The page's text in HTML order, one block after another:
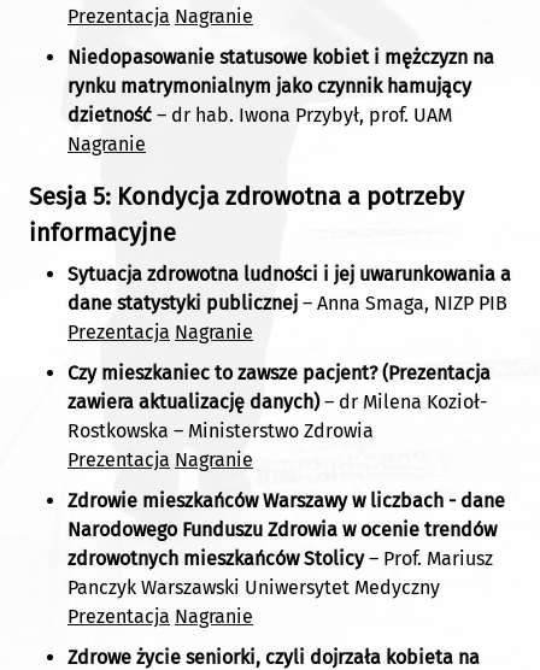
Prezentacja Nagranie
Niedopasowanie statusowe kobiet i mężczyzn na
rynku matrymonialnym jako czynnik hamujący
dzietność – dr hab. Iwona Przybył, prof. UAM
Nagranie
Sesja 5: Kondycja zdrowotna a potrzeby
informacyjne
Sytuacja zdrowotna ludności i jej uwarunkowania a
dane statystyki publicznej – Anna Smaga, NIZP PIB
Prezentacja Nagranie
Czy mieszkaniec to zawsze pacjent? (Prezentacja
zawiera aktualizację danych)– dr Milena Kozioł-
Rostkowska – Ministerstwo Zdrowia
Prezentacja Nagranie
Zdrowie mieszkańców Warszawy w liczbach - dane
Narodowego Funduszu Zdrowia w ocenie trendów
zdrowotnych mieszkańców Stolicy– Prof. Mariusz
Panczyk Warszawski Uniwersytet Medyczny
Prezentacja Nagranie
Zdrowe życie seniorki, czyli dojrzała kobieta na